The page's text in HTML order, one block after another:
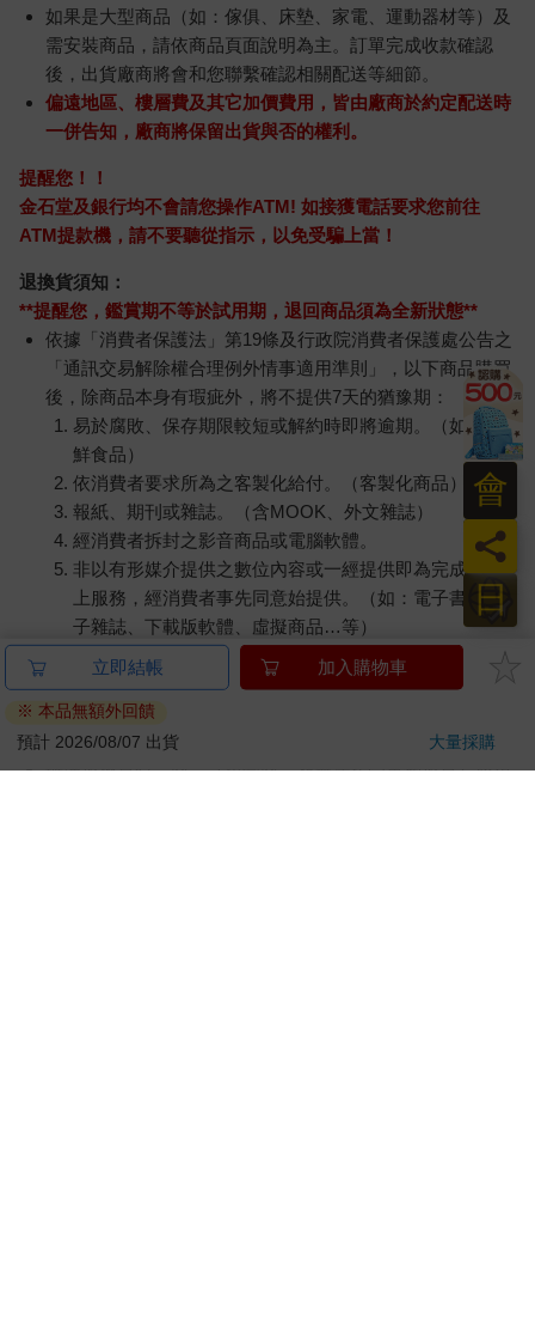
如果是大型商品（如：傢俱、床墊、家電、運動器材等）及
需安裝商品，請依商品頁面說明為主。訂單完成收款確認
後，出貨廠商將會和您聯繫確認相關配送等細節。
偏遠地區、樓層費及其它加價費用，皆由廠商於約定配送時
一併告知，廠商將保留出貨與否的權利。
提醒您！！
金石堂及銀行均不會請您操作ATM! 如接獲電話要求您前往
ATM提款機，請不要聽從指示，以免受騙上當！
退換貨須知：
**提醒您，鑑賞期不等於試用期，退回商品須為全新狀態**
依據「消費者保護法」第19條及行政院消費者保護處公告之
「通訊交易解除權合理例外情事適用準則」，以下商品購買
後，除商品本身有瑕疵外，將不提供7天的猶豫期：
易於腐敗、保存期限較短或解約時即將逾期。（如：生
鮮食品）
依消費者要求所為之客製化給付。（客製化商品）
報紙、期刊或雜誌。（含MOOK、外文雜誌）
經消費者拆封之影音商品或電腦軟體。
非以有形媒介提供之數位內容或一經提供即為完成之線
上服務，經消費者事先同意始提供。（如：電子書、電
子雜誌、下載版軟體、虛擬商品…等）
已拆封之個人衛生用品。（如：內衣褲、刮鬍刀、除毛
若非上列種類商品，均享有到貨7天的猶豫期（含例假
日）。
辦理退換貨時，商品（組合商品恕無法接受單獨退貨）必須
立即結帳 加入購物車
※ 本品無額外回饋
預計 2026/08/07 出貨
大量採購
日
員
會